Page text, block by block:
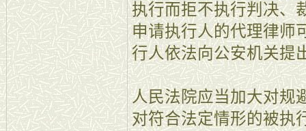
执行而拒不执行判决、
申请执行人的代理律师
行人依法向公安机关提
人民法院应当加大对规
对符合法定情形的被执